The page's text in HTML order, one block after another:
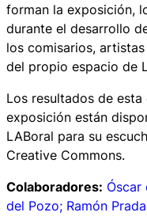
forman la exposición,
durante el desarrollo
los comisarios,
del propio espacio de
Los resultados de
exposición están
LABoral para su
Creative Commons.
Colaboradores: Óscar
del Pozo; Ramón Prada